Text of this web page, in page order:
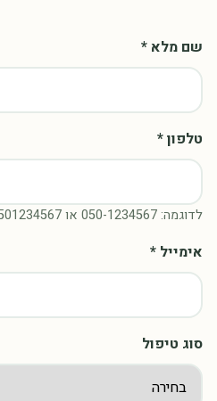
שם מלא *
טלפון *
לדוגמה: 050-1234567 או ‎+972501234567
אימייל *
סוג טיפול